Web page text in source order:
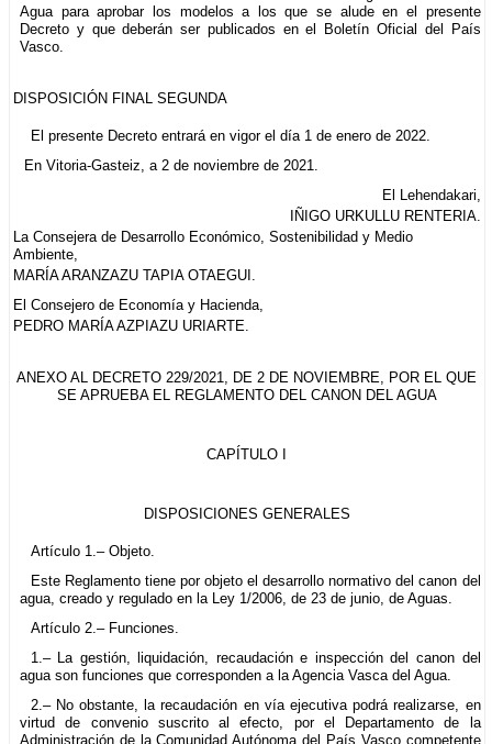
Agua para aprobar los modelos a los que se alude en el presente
Decreto y que deberán ser publicados en el Boletín Oficial del País
Vasco.
DISPOSICIÓN FINAL SEGUNDA
El presente Decreto entrará en vigor el día 1 de enero de 2022.
En Vitoria-Gasteiz, a 2 de noviembre de 2021.
El Lehendakari,
IÑIGO URKULLU RENTERIA.
La Consejera de Desarrollo Económico, Sostenibilidad y Medio
Ambiente,
MARÍA ARANZAZU TAPIA OTAEGUI.
El Consejero de Economía y Hacienda,
PEDRO MARÍA AZPIAZU URIARTE.
ANEXO AL DECRETO 229/2021, DE 2 DE NOVIEMBRE, POR EL QUE
SE APRUEBA EL REGLAMENTO DEL CANON DEL AGUA
CAPÍTULO I
DISPOSICIONES GENERALES
Artículo 1.– Objeto.
Este Reglamento tiene por objeto el desarrollo normativo del canon del
agua, creado y regulado en la Ley 1/2006, de 23 de junio, de Aguas.
Artículo 2.– Funciones.
1.– La gestión, liquidación, recaudación e inspección del canon del
agua son funciones que corresponden a la Agencia Vasca del Agua.
2.– No obstante, la recaudación en vía ejecutiva podrá realizarse, en
virtud de convenio suscrito al efecto, por el Departamento de la
Administración de la Comunidad Autónoma del País Vasco competente